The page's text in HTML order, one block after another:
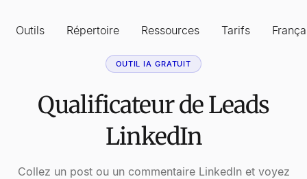
Outils Répertoire Ressources Tarifs
OUTIL IA GRATUIT
Qualificateur de Leads
LinkedIn
Collez un post ou un commentaire LinkedIn et voyez